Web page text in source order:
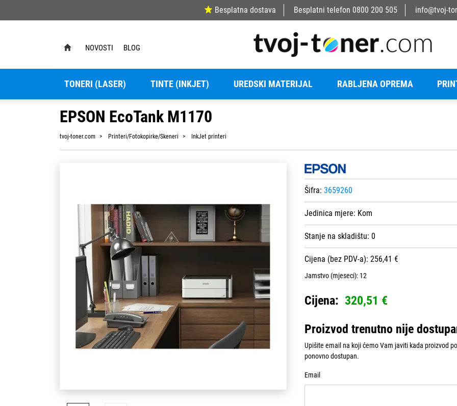
Besplatna dostava Besplatni telefon 0800 200 505 info@tvoj-
NOVOSTI BLOG
TONERI (LASER) TINTE (INKJET) UREDSKI MATERIJAL RABLJENA OPREMA
EPSON EcoTank M1170
tvoj-toner.com Printeri/Fotokopirke/Skeneri InkJet printeri
Šifra: 3659260
Jedinica mjere: Kom
Stanje na skladištu: 0
Cijena (bez PDV-a): 256,41 €
Jamstvo (mjeseci): 12
Cijena: 320,51 €
Proizvod trenutno nije
Upišite email na koji ćemo Vam javiti kada proizvod
ponovno dostupan.
Email